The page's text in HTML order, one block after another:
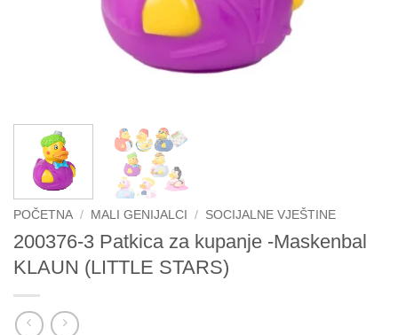
POČETNA / MALI GENIJALCI / SOCIJALNE VJEŠTINE
200376-3 Patkica za kupanje -Maskenbal
KLAUN (LITTLE STARS)